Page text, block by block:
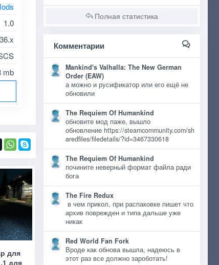
1.0
mb
для
для
Полная статистика
Комментарии
Mankind's Valhalla: The New German
Order (EAW)
а можно и русификатор или его ещё не
обновили
The Requiem Of Humankind
обновите мод паже, вышло
обновление https://steamcommunity.com/sh
aredfiles/filedetails/?id=3467330618
The Requiem Of Humankind
почините неверный формат файла ради
бога
The Fire Redux
в чем прикол, при распаковке пишет что
архив поврежден и типа дальше уже
никак
Red World Fan Fork
Вроде как обнова вышла, надеюсь в
этот раз все должно зароботать!